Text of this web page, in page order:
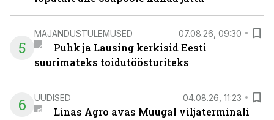
5
MAJANDUSTULEMUSED 07.08.26, 09:30
Puhk ja Lausing kerkisid Eesti
suurimateks toidutöösturiteks
6 UUDISED 04.08.26, 11:23
Linas Agro avas Muugal viljaterminali